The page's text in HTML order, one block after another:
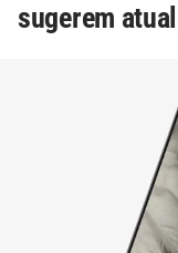
sugerem